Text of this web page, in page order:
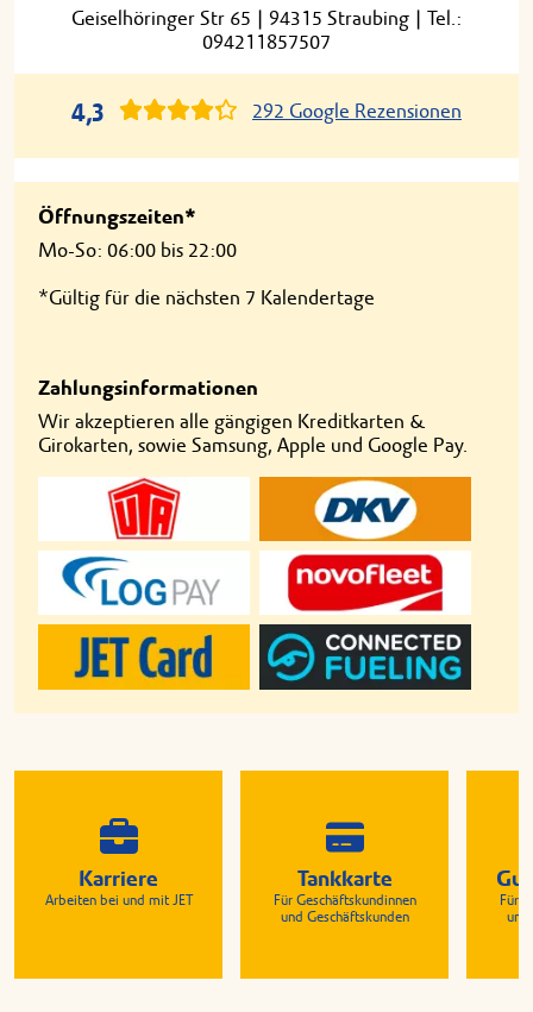
Geiselhöringer Str 65 | 94315 Straubing | Tel.:
094211857507
4,3 292 Google Rezensionen
Öffnungszeiten*
Mo-So: 06:00 bis 22:00
*Gültig für die nächsten 7 Kalendertage
Zahlungsinformationen
Wir akzeptieren alle gängigen Kreditkarten &
Girokarten, sowie Samsung, Apple und Google Pay.
Karriere
Arbeiten bei und mit JET
Tankkarte
Für Geschäftskundinnen
und Geschäftskunden
Für
und